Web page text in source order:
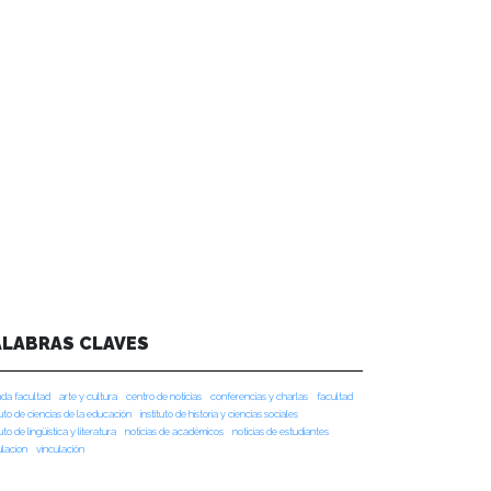
CLAVES
facultad arte y cultura centro de noticias conferencias y charlas
facultad
de ciencias de la educación
instituto de historia y ciencias sociales
de lingüística y literatura
noticias de académicos
noticias de estudiantes
vinculación